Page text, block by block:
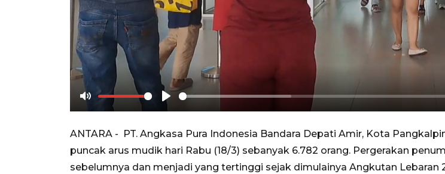
Mute Play
ANTARA - PT. Angkasa Pura Indonesia Bandara Depati Amir, Kota
puncak arus mudik hari Rabu (18/3) sebanyak 6.782 orang. Pergerakan
sebelumnya dan menjadi yang tertinggi sejak dimulainya Angkutan Lebaran